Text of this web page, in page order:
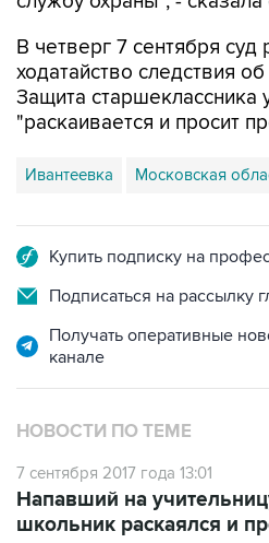
В четверг 7 сентября суд
ходатайство следствия
Защита старшеклассника
"раскаивается и просит
Ивантеевка Московская
Купить подписку на
Подписаться на рассылку
Получать оперативные
канале
НОВОСТИ ПО ТЕМЕ
7 сентября 2017 года 13:01
Напавший на
школьник раскаялся и